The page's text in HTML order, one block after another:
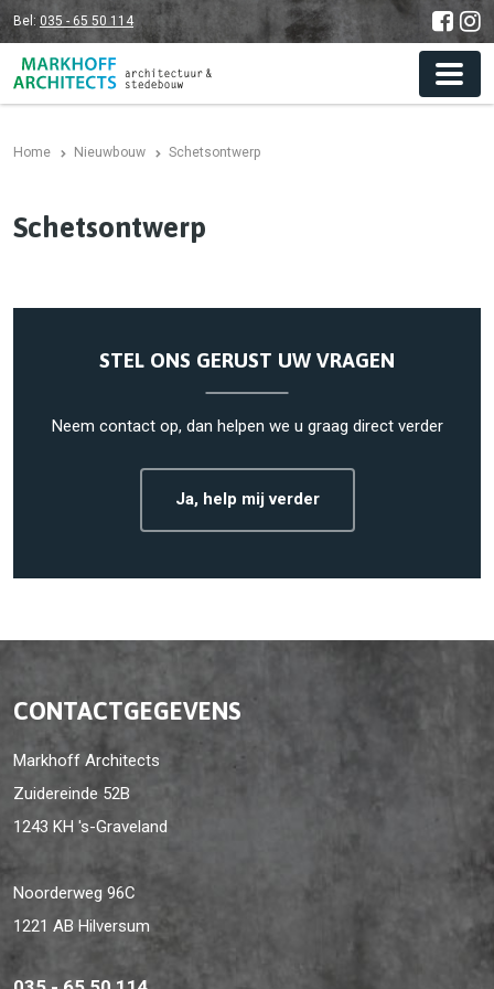
Bel: 035 - 65 50 114
Home Nieuwbouw Schetsontwerp
Schetsontwerp
STEL ONS GERUST UW VRAGEN
Neem contact op, dan helpen we u graag direct verder
Ja, help mij verder
CONTACTGEGEVENS
Markhoff Architects
Zuidereinde 52B
1243 KH 's-Graveland
Noorderweg 96C
1221 AB Hilversum